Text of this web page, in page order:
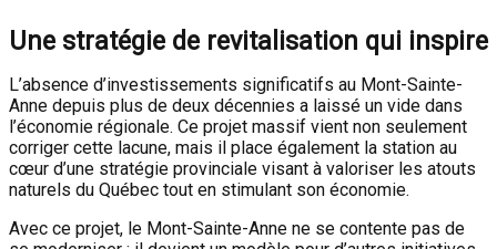
Une stratégie de revitalisation qui inspire
L’absence d’investissements significatifs au Mont-Sainte-
Anne depuis plus de deux décennies a laissé un vide dans
l’économie régionale. Ce projet massif vient non seulement
corriger cette lacune, mais il place également la station au
cœur d’une stratégie provinciale visant à valoriser les atouts
naturels du Québec tout en stimulant son économie.
Avec ce projet, le Mont-Sainte-Anne ne se contente pas de